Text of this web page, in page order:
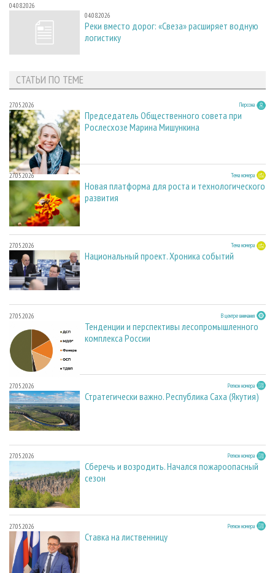
04.08.2026
04.08.2026
Реки вместо дорог: «Свеза» расширяет водную
логистику
СТАТЬИ ПО ТЕМЕ
27.05.2026 Персона
Председатель Общественного совета при
Рослесхозе Марина Мишункина
27.05.2026 Тема номера
Новая платформа для роста и технологического
развития
27.05.2026 Тема номера
Национальный проект. Хроника событий
27.05.2026 В центре внимания
Тенденции и перспективы лесопромышленного
комплекса России
27.05.2026 Регион номера
Стратегически важно. Республика Саха (Якутия)
27.05.2026 Регион номера
Сберечь и возродить. Начался пожароопасный
сезон
27.05.2026 Регион номера
Ставка на лиственницу